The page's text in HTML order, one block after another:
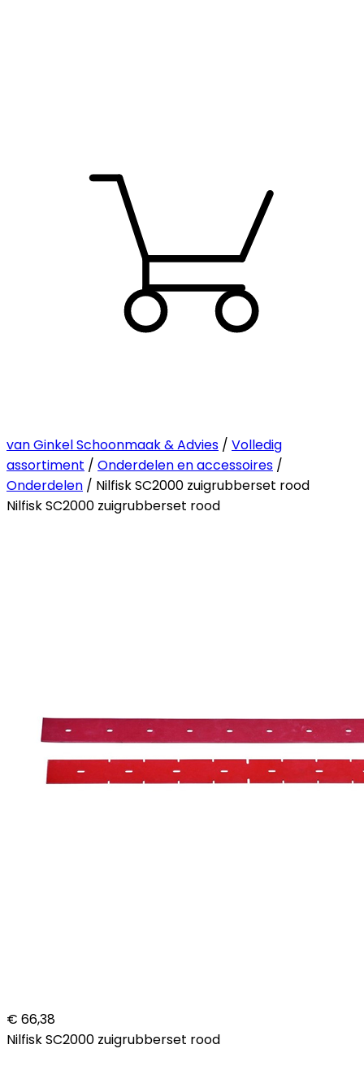
van Ginkel Schoonmaak & Advies / Volledig
assortiment / Onderdelen en accessoires /
Onderdelen / Nilfisk SC2000 zuigrubberset rood
Nilfisk SC2000 zuigrubberset rood
€ 66,38
Nilfisk SC2000 zuigrubberset rood